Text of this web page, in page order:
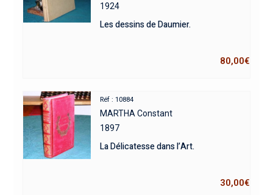
1924
Les dessins de Daumier.
80,00€
Réf : 10884
MARTHA Constant
1897
La Délicatesse dans l’Art.
30,00€